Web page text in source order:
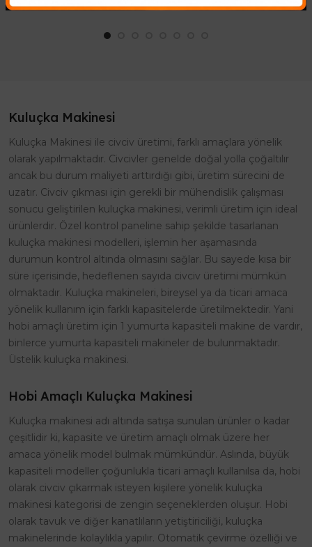
içerisindeki nemi kontrol eder.
noktası, makine içerisindeki..
Kuluçka Makinesi
Kuluçka Makinesi ile civciv üretimi, farklı amaçlara yönelik
olarak yapılmaktadır. Civcivler genelde doğal yolla çoğaltılır
ancak bu durum maliyeti arttırdığı gibi, üretim sürecini de
uzatır. Civciv çıkması için gerekli bir mühendislik çalışması
sonucu geliştirilen kuluçka makinesi, verimli üretim için ideal
ürünlerdir. Özel kontrol paneline sahip şekilde tasarlanan
kuluçka makinesi modelleri, işlemin her aşamasında
durumun kontrol altında olmasını sağlar. Bu sayede kısa bir
süre içerisinde, hedeflenen sayıda civciv üretimi mümkün
olmaktadır. Kuluçka makineleri, bireysel ya da ticari amaca
yönelik kullanım için farklı kapasitelerde üretilmektedir. Yani
hobi amaçlı üretim için 1 yumurta kapasiteli makine de vardır,
binlerce yumurta kapasiteli makineler de bulunmaktadır.
Üstelik kuluçka makinesi.
Hobi Amaçlı Kuluçka Makinesi
Kuluçka makinesi adı altında satışa sunulan ürünler o kadar
çeşitlidir ki, kapasite ve üretim amaçlı olmak üzere her
amaca yönelik model bulmak mümkündür. Aslında, büyük
kapasiteli modeller çoğunlukla ticari amaçlı kullanılsa da, hobi
olarak civciv çıkarmak isteyen kişilere yönelik kuluçka
makinesi kategorisi de zengin seçeneklerden oluşur. Hobi
olarak tavuk ve diğer kanatlıların yetiştiriciliği, kuluçka
makinelerinde kolaylıkla yapılır. Otomatik çevirme özelliği ve